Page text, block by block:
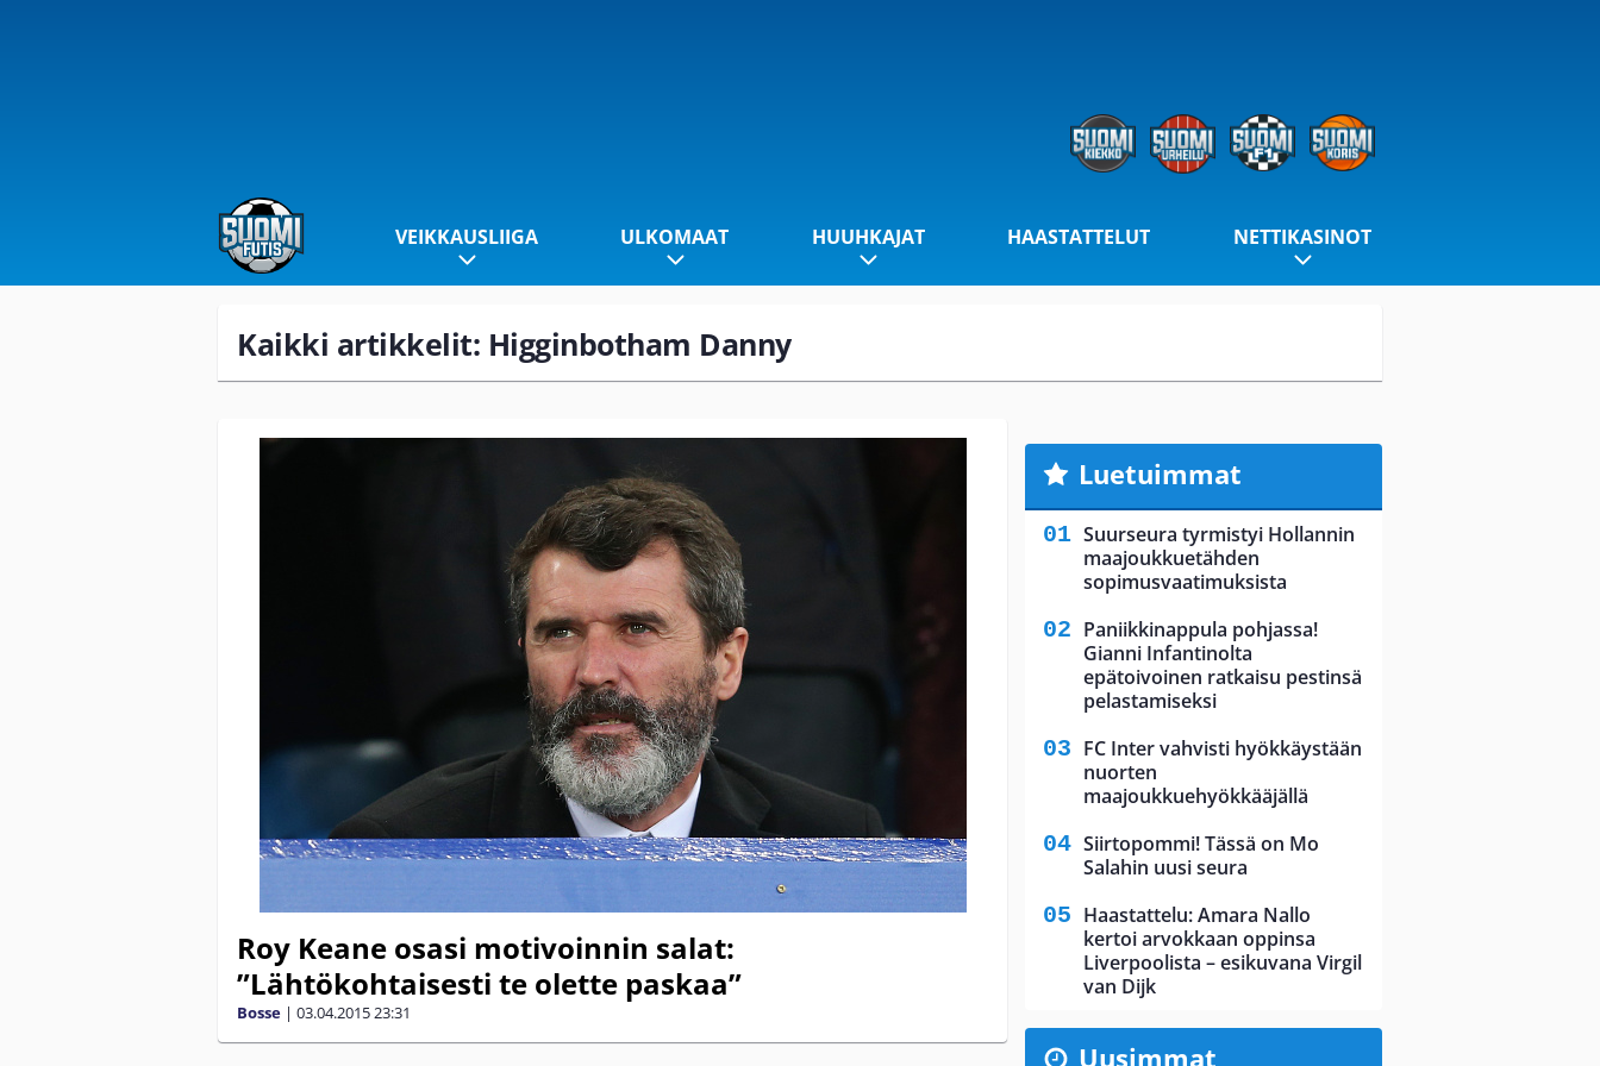
VEIKKAUSLIIGA ULKOMAAT HUUHKAJAT HAASTATTELUT NETTIKASINOT
Kaikki artikkelit: Higginbotham Danny
Roy Keane osasi motivoinnin salat:
”Lähtökohtaisesti te olette paskaa”
Bosse | 03.04.201523:31
Luetuimmat
Suurseura tyrmistyi Hollannin
maajoukkuetähden
sopimusvaatimuksista
Paniikkinappula pohjassa!
Gianni Infantinolta
epätoivoinen ratkaisu pestinsä
pelastamiseksi
FC Inter vahvisti hyökkäystään
nuorten
maajoukkuehyökkääjällä
Siirtopommi! Tässä on Mo
Salahin uusi seura
Haastattelu: Amara Nallo
kertoi arvokkaan oppinsa
Liverpoolista – esikuvana Virgil
van Dijk
Uusimmat